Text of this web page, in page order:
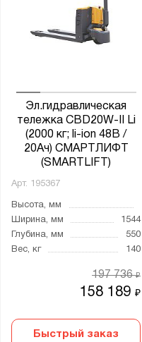
Эл.гидравлическая
тележка CBD20W-II Li
(2000 кг; li-ion 48В /
20Ач) СМАРТЛИФТ
(SMARTLIFT)
Арт. 195367
Высота, мм
Ширина, мм
1544
Глубина, мм
550
Вес, кг
140
158 189₽
197 736₽
Быстрый заказ